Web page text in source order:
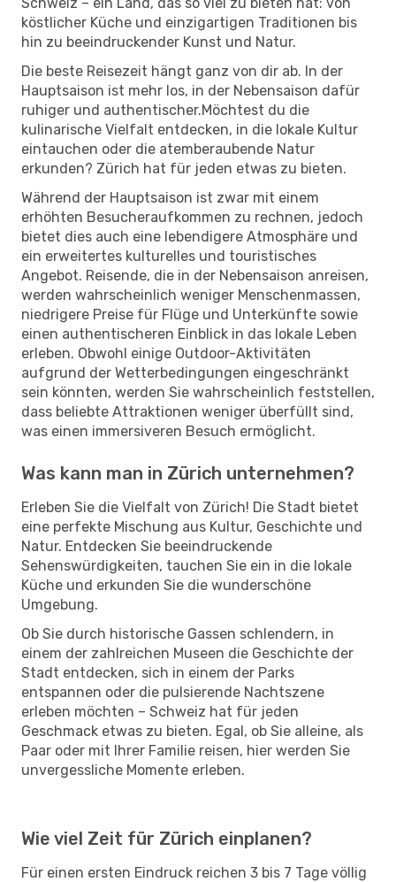
köstlicher Küche und einzigartigen Traditionen bis
hin zu beeindruckender Kunst und Natur.
Die beste Reisezeit hängt ganz von dir ab. In der
Hauptsaison ist mehr los, in der Nebensaison dafür
ruhiger und authentischer.Möchtest du die
kulinarische Vielfalt entdecken, in die lokale Kultur
eintauchen oder die atemberaubende Natur
erkunden? Zürich hat für jeden etwas zu bieten.
Während der Hauptsaison ist zwar mit einem
erhöhten Besucheraufkommen zu rechnen, jedoch
bietet dies auch eine lebendigere Atmosphäre und
ein erweitertes kulturelles und touristisches
Angebot. Reisende, die in der Nebensaison anreisen,
werden wahrscheinlich weniger Menschenmassen,
niedrigere Preise für Flüge und Unterkünfte sowie
einen authentischeren Einblick in das lokale Leben
erleben. Obwohl einige Outdoor-Aktivitäten
aufgrund der Wetterbedingungen eingeschränkt
sein könnten, werden Sie wahrscheinlich feststellen,
dass beliebte Attraktionen weniger überfüllt sind,
was einen immersiveren Besuch ermöglicht.
Was kann man in Zürich unternehmen?
Erleben Sie die Vielfalt von Zürich! Die Stadt bietet
eine perfekte Mischung aus Kultur, Geschichte und
Natur. Entdecken Sie beeindruckende
Sehenswürdigkeiten, tauchen Sie ein in die lokale
Küche und erkunden Sie die wunderschöne
Umgebung.
Ob Sie durch historische Gassen schlendern, in
einem der zahlreichen Museen die Geschichte der
Stadt entdecken, sich in einem der Parks
entspannen oder die pulsierende Nachtszene
erleben möchten – Schweiz hat für jeden
Geschmack etwas zu bieten. Egal, ob Sie alleine, als
Paar oder mit Ihrer Familie reisen, hier werden Sie
unvergessliche Momente erleben.
Wie viel Zeit für Zürich einplanen?
Für einen ersten Eindruck reichen 3 bis 7 Tage völlig